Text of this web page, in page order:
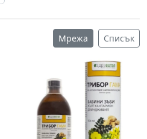
Мрежа Списък